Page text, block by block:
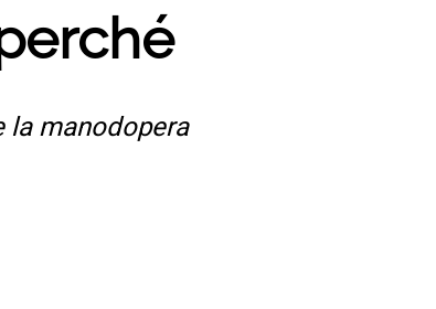
la manodopera